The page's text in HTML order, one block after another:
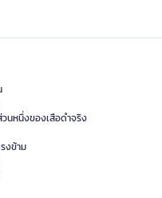
วนหนึ่งของเสือดำจริง
งข้าม